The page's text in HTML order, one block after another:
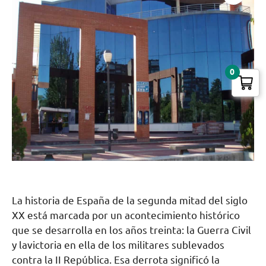
La historia de España de la segunda mitad del siglo
XX está marcada por un acontecimiento histórico
que se desarrolla en los años treinta: la Guerra Civil
y lavictoria en ella de los militares sublevados
contra la II República. Esa derrota significó la
0